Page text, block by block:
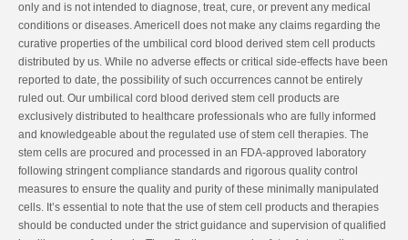
only and is not intended to diagnose, treat, cure, or prevent any medical
conditions or diseases. Americell does not make any claims regarding the
curative properties of the umbilical cord blood derived stem cell products
distributed by us. While no adverse effects or critical side-effects have been
reported to date, the possibility of such occurrences cannot be entirely
ruled out. Our umbilical cord blood derived stem cell products are
exclusively distributed to healthcare professionals who are fully informed
and knowledgeable about the regulated use of stem cell therapies. The
stem cells are procured and processed in an FDA-approved laboratory
following stringent compliance standards and rigorous quality control
measures to ensure the quality and purity of these minimally manipulated
cells. It’s essential to note that the use of stem cell products and therapies
should be conducted under the strict guidance and supervision of qualified